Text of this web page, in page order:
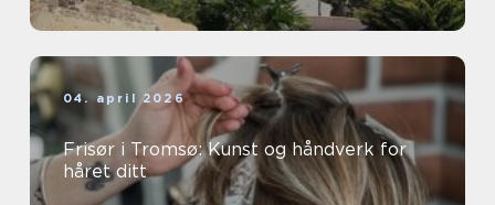
04. april 2026
Frisør i Tromsø: Kunst og håndverk for
håret ditt